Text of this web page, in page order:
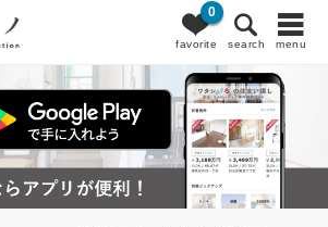
favorite
0
search menu